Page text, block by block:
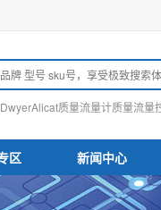
DwyerAlicat质量流量计质量流量
区 新闻中心